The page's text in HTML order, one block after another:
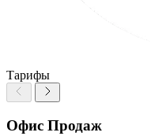
Тарифы
Офис Продаж